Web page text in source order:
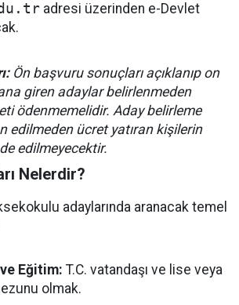
adresi üzerinden e-Devlet
Ön başvuru sonuçları açıklanıp on
giren adaylar belirlenmeden
ödenmemelidir. Aday belirleme
edilmeden ücret yatıran kişilerin
edilmeyecektir.
Nelerdir?
adaylarında aranacak temel
Eğitim: T.C. vatandaşı ve lise veya
olmak.